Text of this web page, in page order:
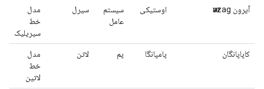
آیرون ӕvzag اوستیکی
سیستم
عامل
سیرل
مدل
خط
سیریلیک
کاپاپانگان پامپانگا پم لاتن
مدل
خط
لاتین